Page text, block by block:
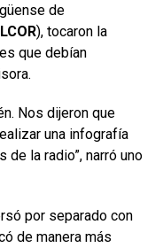
de
), tocaron la
que debían
Nos dijeron que
una infografía
la radio”, narró uno
por separado con
de manera más